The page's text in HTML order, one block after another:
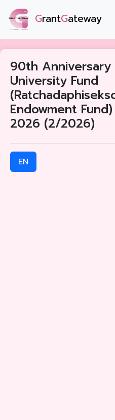
GrantGateway
90th Anniversary
University Fund
Endowment
2026 (2/2026)
EN